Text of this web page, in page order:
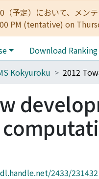
（予定）において、メ
PM (tentative) on
Download Ranking
Kokyuroku
2433/231432